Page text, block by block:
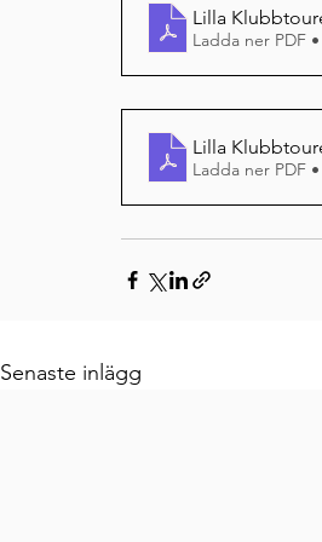
Lilla
Ladda ner PDF
Lilla
Ladda ner PDF
Senaste inlägg